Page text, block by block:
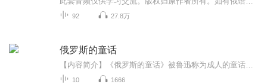
92 27.8万
俄罗斯的童话
10 1666